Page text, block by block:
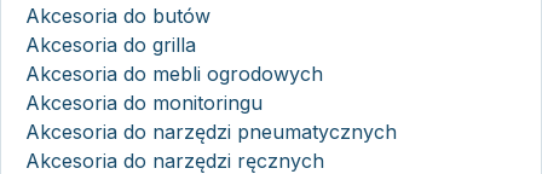
Akcesoria do butów
Akcesoria do grilla
Akcesoria do mebli ogrodowych
Akcesoria do monitoringu
Akcesoria do narzędzi pneumatycznych
Akcesoria do narzędzi ręcznych